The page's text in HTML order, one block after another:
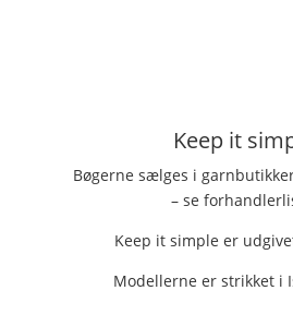
Keep it
Bøgerne sælges i
– se
Keep it simple er
Modellerne er strikket i